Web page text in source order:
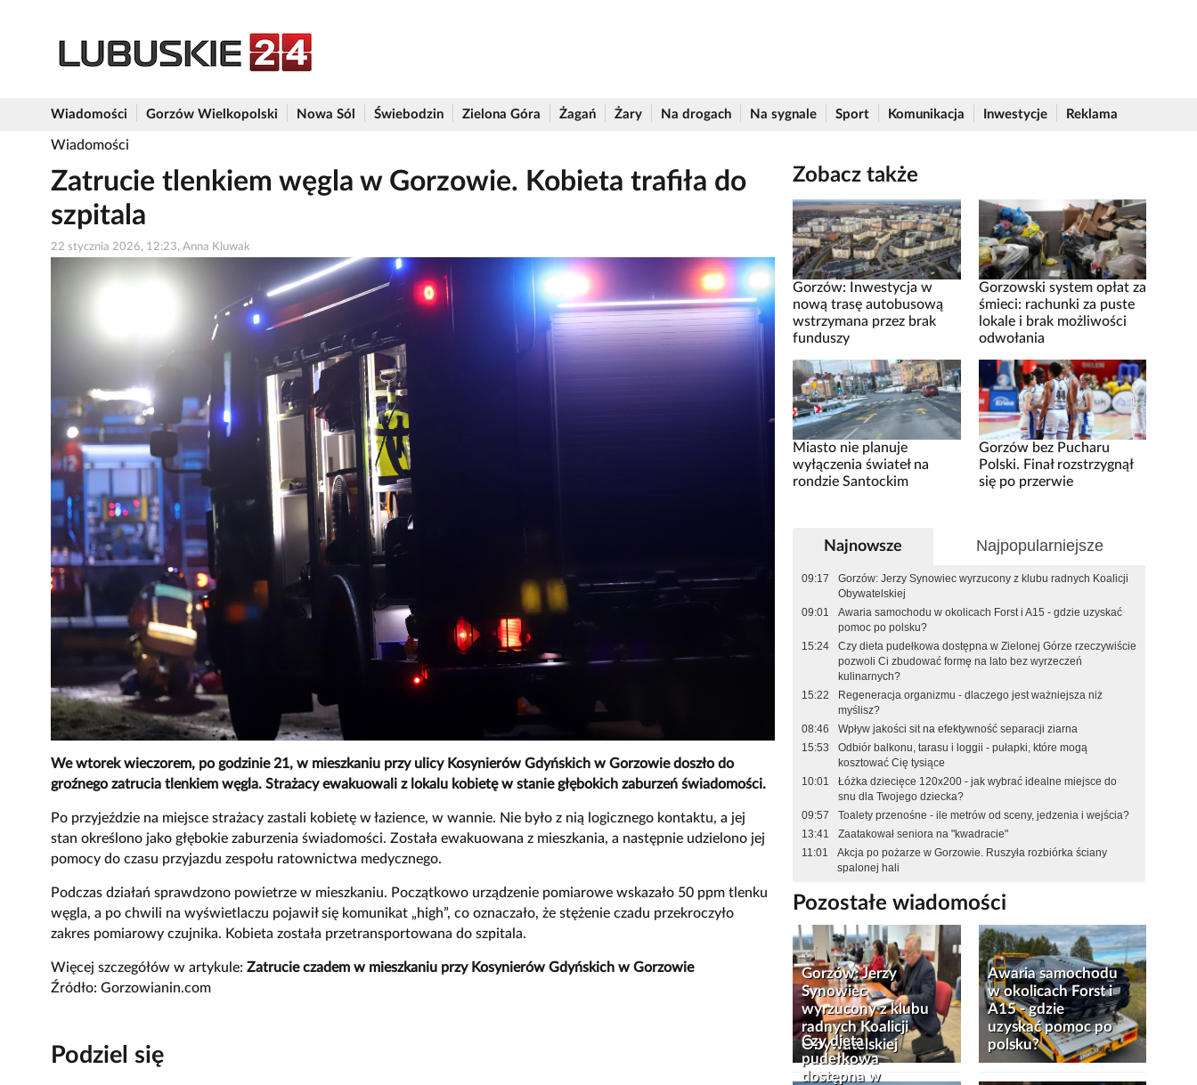
Wiadomości Gorzów Wielkopolski Nowa Sól Świebodzin Zielona Góra Żagań Żary Na drogach Na sygnale Sport Komunikacja Inwestycje Reklama
Wiadomości
Zatrucie tlenkiem węgla w Gorzowie. Kobieta trafiła do
szpitala
22 stycznia 2026, 12:23, Anna Kluwak
We wtorek wieczorem, po godzinie 21, w mieszkaniu przy ulicy Kosynierów Gdyńskich w Gorzowie doszło do
groźnego zatrucia tlenkiem węgla. Strażacy ewakuowali z lokalu kobietę w stanie głębokich zaburzeń świadomości.
Po przyjeździe na miejsce strażacy zastali kobietę w łazience, w wannie. Nie było z nią logicznego kontaktu, a jej
stan określono jako głębokie zaburzenia świadomości. Została ewakuowana z mieszkania, a następnie udzielono jej
pomocy do czasu przyjazdu zespołu ratownictwa medycznego.
Podczas działań sprawdzono powietrze w mieszkaniu. Początkowo urządzenie pomiarowe wskazało 50 ppm tlenku
węgla, a po chwili na wyświetlaczu pojawił się komunikat „high”, co oznaczało, że stężenie czadu przekroczyło
zakres pomiarowy czujnika. Kobieta została przetransportowana do szpitala.
Więcej szczegółów w artykule: Zatrucie czadem w mieszkaniu przy Kosynierów Gdyńskich w Gorzowie
Źródło: Gorzowianin.com
Podziel się
Zobacz także
Gorzów: Inwestycja w
nową trasę autobusową
wstrzymana przez brak
funduszy
Gorzowski system opłat za
śmieci: rachunki za puste
lokale i brak możliwości
odwołania
Miasto nie planuje
wyłączenia świateł na
rondzie Santockim
Gorzów bez Pucharu
Polski. Finał rozstrzygnął
się po przerwie
Najnowsze Najpopularniejsze
09:17
Gorzów: Jerzy Synowiec wyrzucony z klubu radnych Koalicji
Obywatelskiej
09:01
Awaria samochodu w okolicach Forst i A15 - gdzie uzyskać
pomoc po polsku?
15:24
Czy dieta pudełkowa dostępna w Zielonej Górze rzeczywiście
pozwoli Ci zbudować formę na lato bez wyrzeczeń
kulinarnych?
15:22
Regeneracja organizmu - dlaczego jest ważniejsza niż
myślisz?
08:46
Wpływ jakości sit na efektywność separacji ziarna
15:53
Odbiór balkonu, tarasu i loggii - pułapki, które mogą
kosztować Cię tysiące
10:01
Łóżka dziecięce 120x200 - jak wybrać idealne miejsce do
snu dla Twojego dziecka?
09:57
Toalety przenośne - ile metrów od sceny, jedzenia i wejścia?
13:41
Zaatakował seniora na "kwadracie"
11:01
Akcja po pożarze w Gorzowie. Ruszyła rozbiórka ściany
spalonej hali
Pozostałe wiadomości
Gorzów: Jerzy
Synowiec
wyrzucony z klubu
radnych Koalicji
Obywatelskiej
Awaria samochodu
w okolicach Forst i
A15 - gdzie
uzyskać pomoc po
polsku?
Czy dieta
pudełkowa
dostępna w